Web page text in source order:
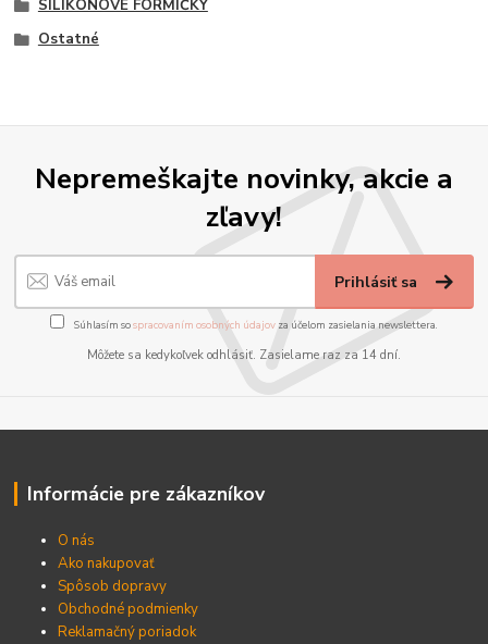
SILIKÓNOVÉ FORMIČKY
Ostatné
Nepremeškajte novinky, akcie a
zľavy!
Prihlásiť sa
Súhlasím sospracovaním osobných údajov za účelom zasielania newslettera.
Môžete sa kedykoľvek odhlásiť. Zasielame raz za 14 dní.
Informácie pre zákazníkov
O nás
Ako nakupovať
Spôsob dopravy
Obchodné podmienky
Reklamačný poriadok